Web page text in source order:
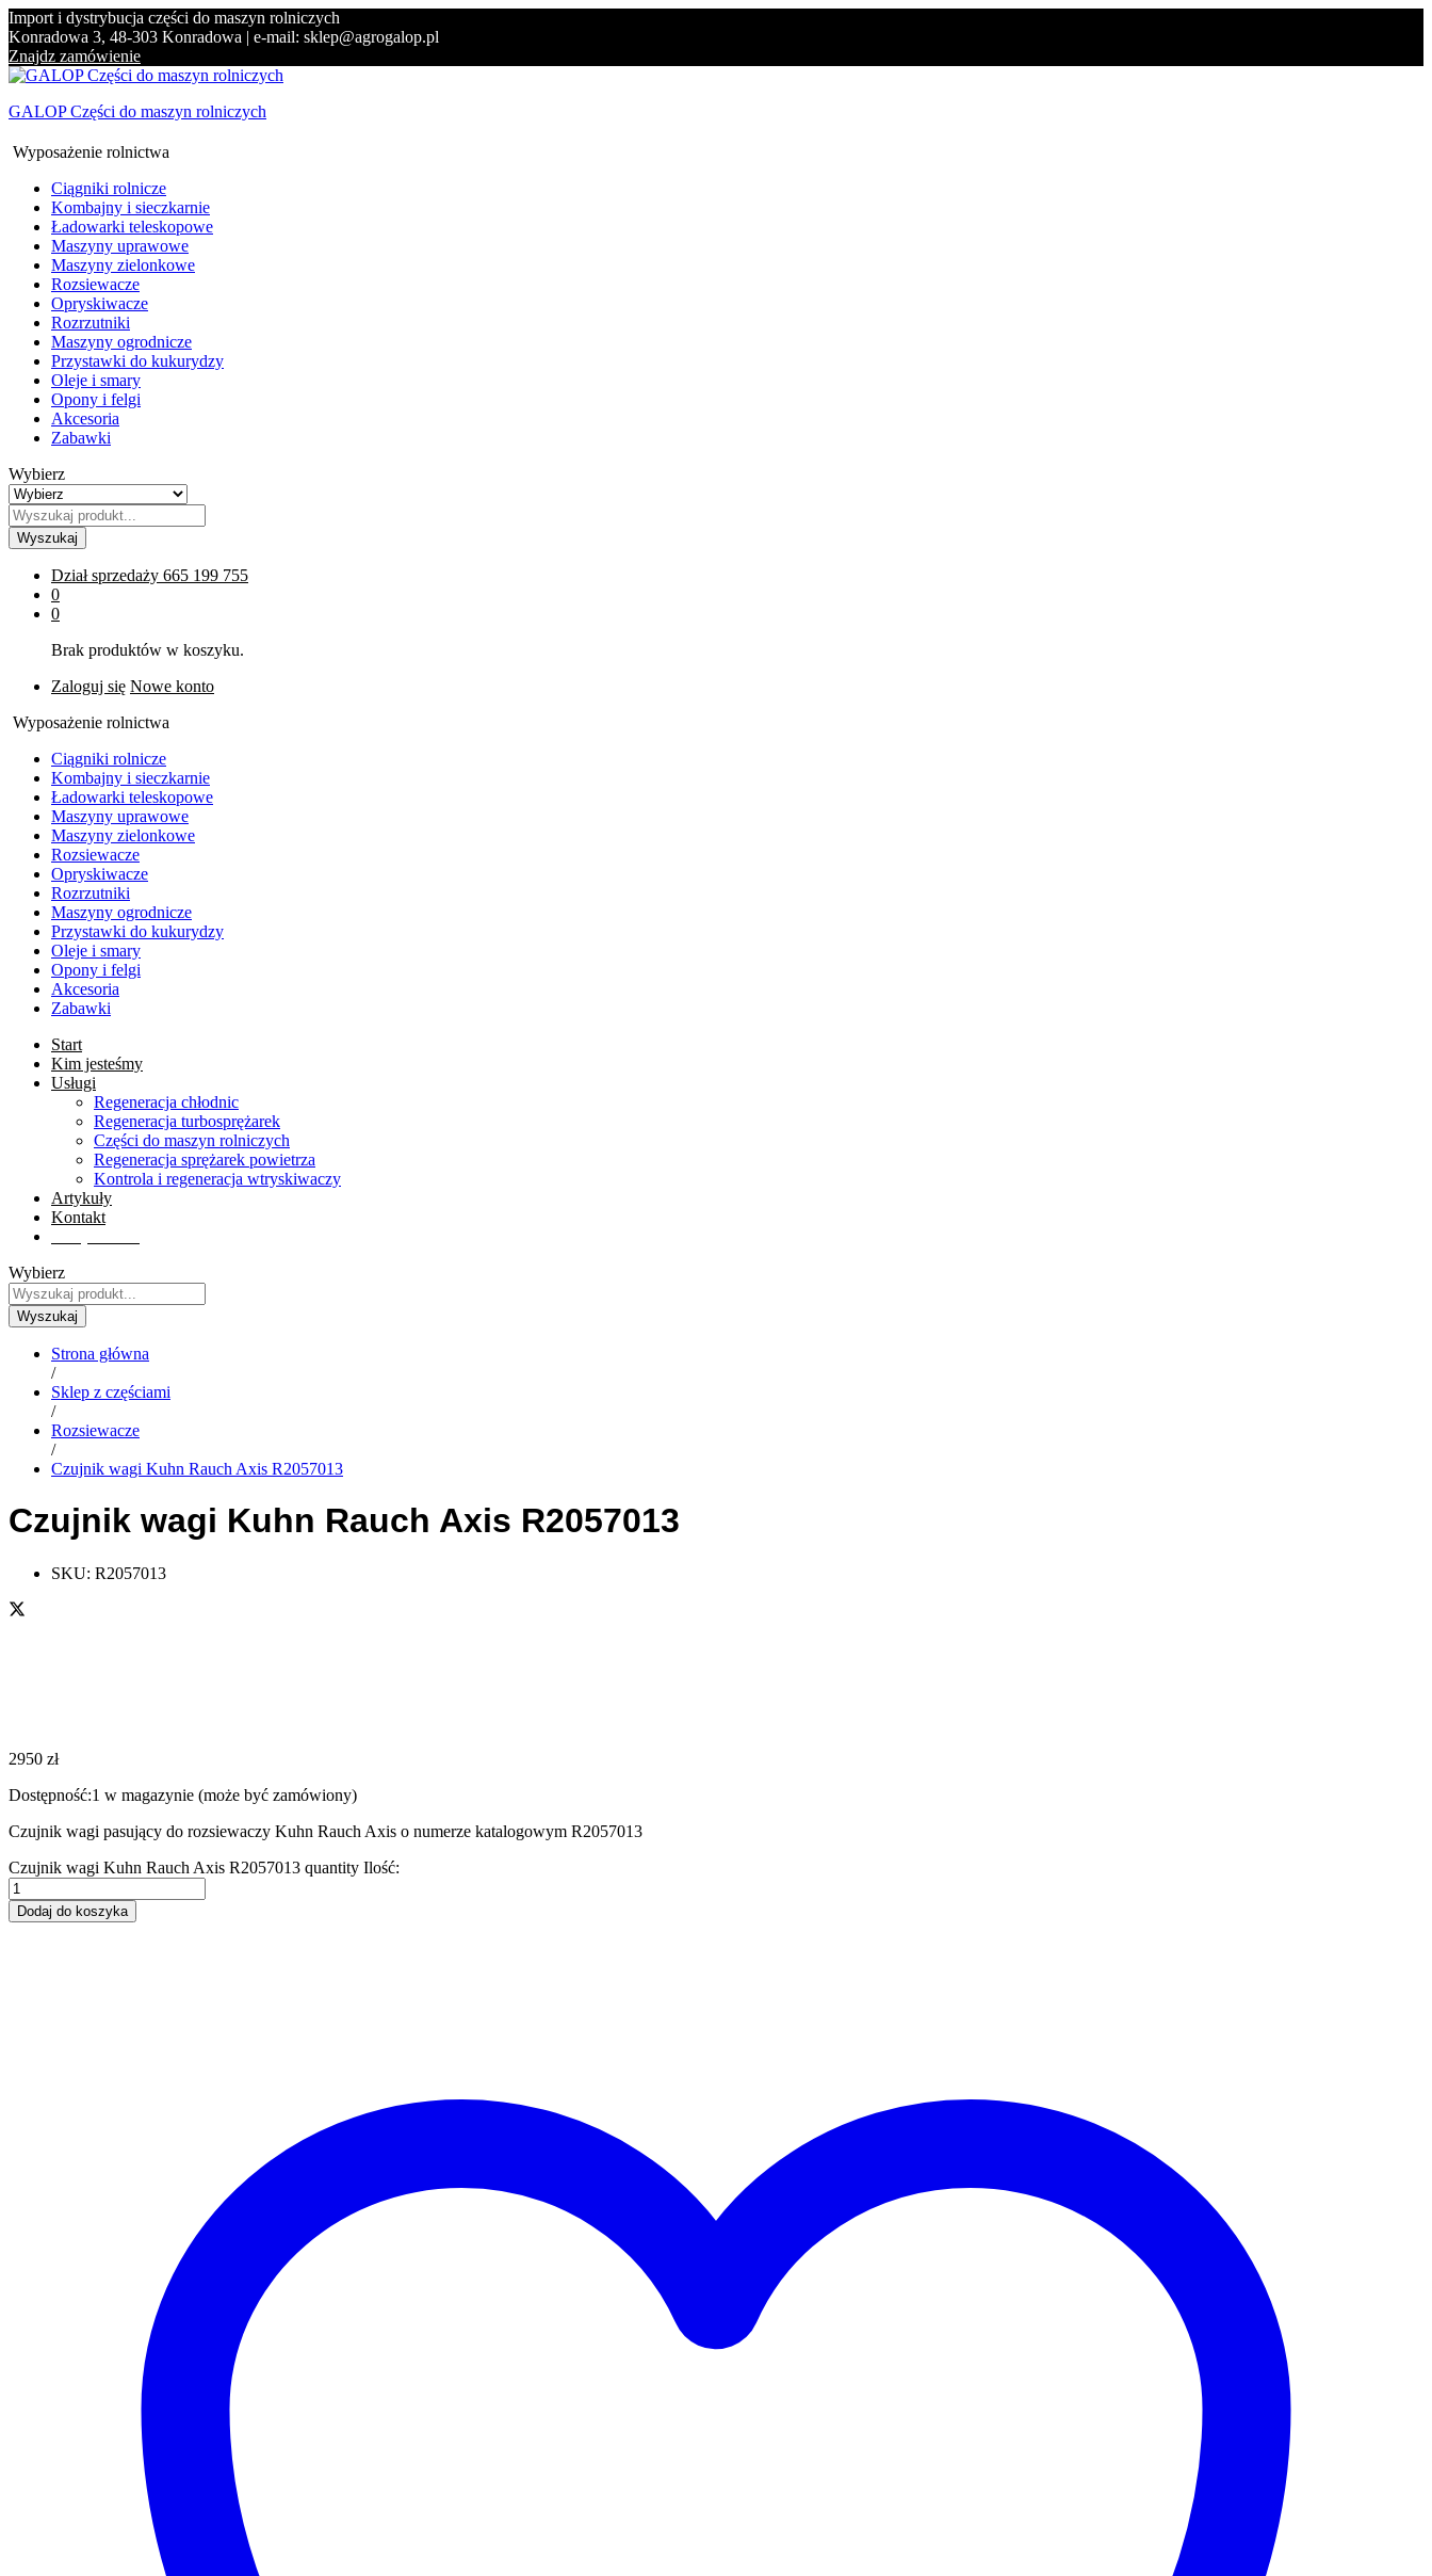
Import i dystrybucja części do maszyn rolniczych
Konradowa 3, 48-303 Konradowa | e-mail: sklep@agrogalop.pl
Znajdz zamówienie
GALOP Części do maszyn rolniczych
Wyposażenie rolnictwa
Ciągniki rolnicze
Kombajny i sieczkarnie
Ładowarki teleskopowe
Maszyny uprawowe
Maszyny zielonkowe
Rozsiewacze
Opryskiwacze
Rozrzutniki
Maszyny ogrodnicze
Przystawki do kukurydzy
Oleje i smary
Opony i felgi
Akcesoria
Zabawki
Wybierz
Wyszukaj
Dział sprzedaży 665 199 755
0
0
Brak produktów w koszyku.
Zaloguj się Nowe konto
Wyposażenie rolnictwa
Ciągniki rolnicze
Kombajny i sieczkarnie
Ładowarki teleskopowe
Maszyny uprawowe
Maszyny zielonkowe
Rozsiewacze
Opryskiwacze
Rozrzutniki
Maszyny ogrodnicze
Przystawki do kukurydzy
Oleje i smary
Opony i felgi
Akcesoria
Zabawki
Start
Kim jesteśmy
Usługi
Regeneracja chłodnic
Regeneracja turbosprężarek
Części do maszyn rolniczych
Regeneracja sprężarek powietrza
Kontrola i regeneracja wtryskiwaczy
Artykuły
Kontakt
Wybierz
Wyszukaj
Strona główna
/
Sklep z częściami
/
Rozsiewacze
/
Czujnik wagi Kuhn Rauch Axis R2057013
Czujnik wagi Kuhn Rauch Axis R2057013
SKU: R2057013
2950 zł
Dostępność:1 w magazynie (może być zamówiony)
Czujnik wagi pasujący do rozsiewaczy Kuhn Rauch Axis o numerze katalogowym R2057013
Czujnik wagi Kuhn Rauch Axis R2057013 quantity Ilość:
Dodaj do koszyka